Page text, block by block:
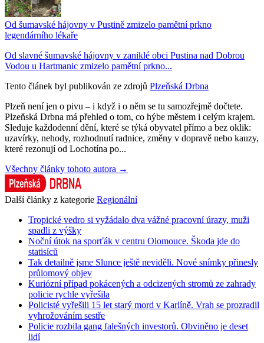
Od šumavské hájovny v Pustině zmizelo pamětní prkno
legendárního lékaře
Od slavné šumavské hájovny v zaniklé obci Pustina nad Dobrou
Vodou u Hartmanic zmizelo pamětní prkno...
Tento článek byl publikován ze zdrojů Plzeňská Drbna
Plzeň není jen o pivu – i když i o něm se tu samozřejmě dočtete.
Plzeňská Drbna má přehled o tom, co hýbe městem i celým krajem.
Sleduje každodenní dění, které se týká obyvatel přímo a bez oklik:
uzavírky, nehody, rozhodnutí radnice, změny v dopravě nebo kauzy,
které rezonují od Lochotína po...
Všechny články tohoto autora →
Další články z kategorie Regionální
Tropické vedro si vyžádalo dva vážné pracovní úrazy, muži
spadli z výšky
Noční útok na sporťák v centru Olomouce. Škoda jde do
statisíců
Tak detailně jsme Slunce ještě neviděli. Nové snímky přinesly
průlomový objev
Kuriózní případ pokácených a odcizených stromů ze zahrady
policie rychle vyřešila
Policisté vyřešili 15 let starý mord v Karlíně. Vrah se prozradil
vyhrožováním sestře
Policie rozbila gang falešných investorů. Obviněno je deset
lidí